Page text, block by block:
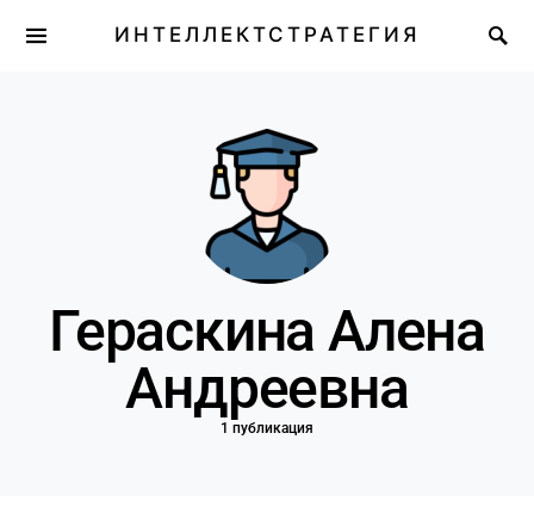
ИНТЕЛЛЕКТСТРАТЕГИЯ
Гераскина Алена
Андреевна
1 публикация